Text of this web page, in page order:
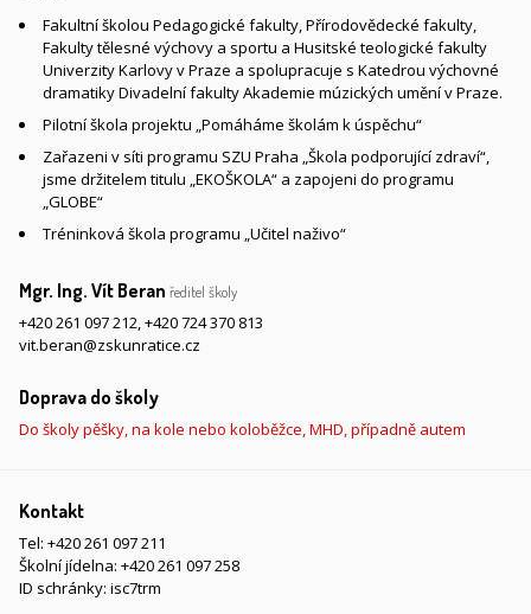
Fakultní školou Pedagogické fakulty, Přírodovědecké fakulty,
Fakulty tělesné výchovy a sportu a Husitské teologické fakulty
Univerzity Karlovy v Praze a spolupracuje s Katedrou výchovné
dramatiky Divadelní fakulty Akademie múzických umění v Praze.
Pilotní škola projektu „Pomáháme školám k úspěchu“
Zařazeni v síti programu SZU Praha „Škola podporující zdraví“,
jsme držitelem titulu „EKOŠKOLA“ a zapojeni do programu
„GLOBE“
Tréninková škola programu „Učitel naživo“
Mgr. Ing. Vít Beran ředitel školy
+420 261 097 212,+420 724 370 813
vit.beran@zskunratice.cz
Doprava do školy
Do školy pěšky, na kole nebo koloběžce, MHD, případně autem
Kontakt
Tel: +420 261 097 211
Školní jídelna: +420 261 097 258
ID schránky: isc7trm